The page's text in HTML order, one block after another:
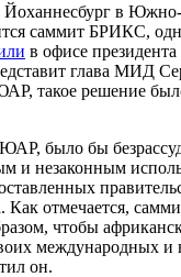
Йоханнесбург в
саммит БРИКС,
в офисе
глава МИД
такое решение
было бы
и незаконным
Как отмечается,
чтобы
международных и
он.